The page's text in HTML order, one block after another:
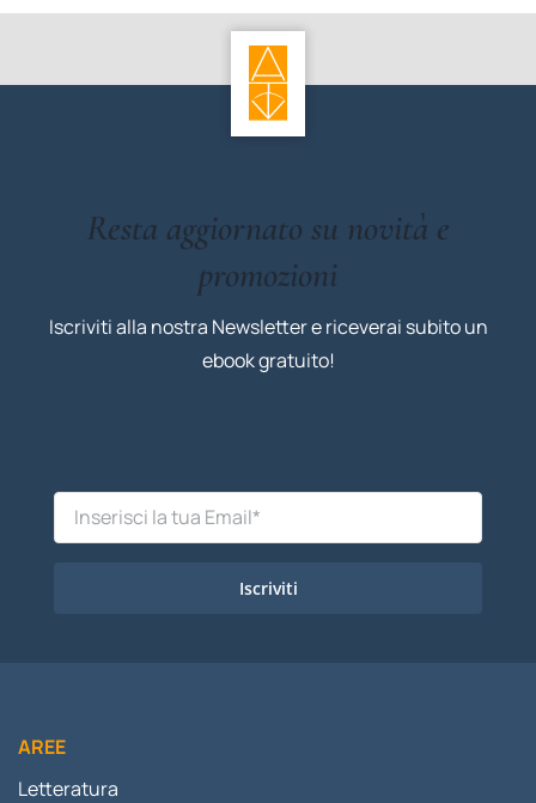
Resta aggiornato su novità e
promozioni
Iscriviti alla nostra Newsletter e riceverai subito un
ebook gratuito!
Iscriviti
AREE
Letteratura